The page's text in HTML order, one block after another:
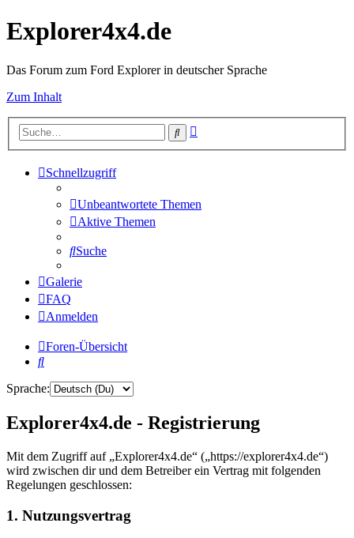
Explorer4x4.de
Das Forum zum Ford Explorer in deutscher Sprache
Zum Inhalt
Suche
Schnellzugriff
Unbeantwortete Themen
Aktive Themen
Suche
Galerie
FAQ
Anmelden
Foren-Übersicht
Suche
Sprache:
Explorer4x4.de - Registrierung
Mit dem Zugriff auf „Explorer4x4.de“ („https://explorer4x4.de“)
wird zwischen dir und dem Betreiber ein Vertrag mit folgenden
Regelungen geschlossen:
1. Nutzungsvertrag